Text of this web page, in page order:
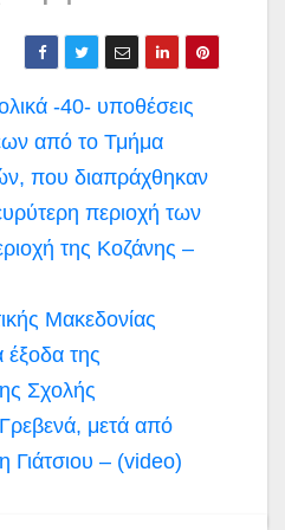
-40- υποθέσεις
από το Τμήμα
που διαπράχθηκαν
περιοχή των
της Κοζάνης –
Μακεδονίας
έξοδα της
Σχολής
μετά από
Γιάτσιου – (video)